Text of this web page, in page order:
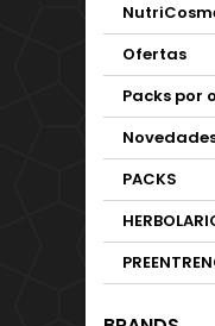
Ofertas
Packs por
PACKS